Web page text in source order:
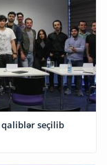
qaliblər seçilib